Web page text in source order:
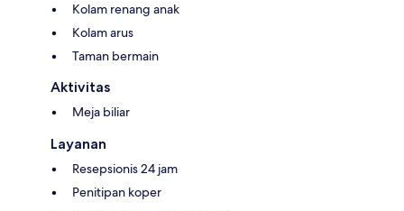
Kolam renang anak
Kolam arus
Taman bermain
Aktivitas
Meja biliar
Layanan
Resepsionis 24 jam
Penitipan koper